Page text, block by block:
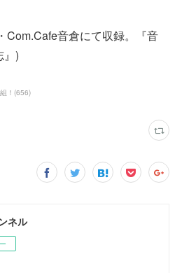
Com.Cafe音倉にて収録。『音
)
！ (656)
ネル